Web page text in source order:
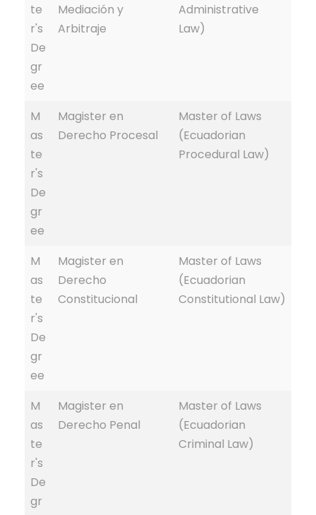
te
r's
De
gr
ee
Mediación y
Arbitraje
Administrative
Law)
M
as
te
r's
De
gr
ee
Magister en
Derecho Procesal
Master of Laws
(Ecuadorian
Procedural Law)
M
as
te
r's
De
gr
ee
Magister en
Derecho
Constitucional
Master of Laws
(Ecuadorian
Constitutional Law)
M
as
te
r's
De
gr
Magister en
Derecho Penal
Master of Laws
(Ecuadorian
Criminal Law)